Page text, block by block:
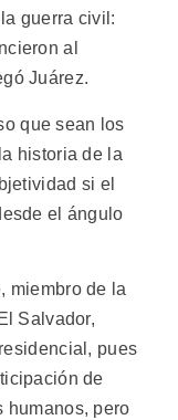
guerra civil:
al
Juárez.
que sean los
historia de la
si el
el ángulo
miembro de la
Salvador,
pues
de
humanos, pero